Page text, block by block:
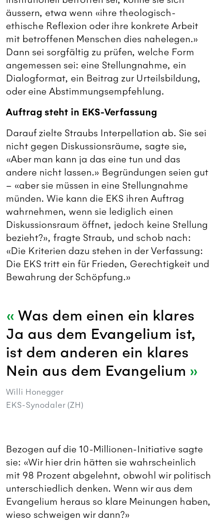
äussern, etwa wenn «ihre theologisch-
ethische Reflexion oder ihre konkrete Arbeit
mit betroffenen Menschen dies nahelegen.»
Dann sei sorgfältig zu prüfen, welche Form
angemessen sei: eine Stellungnahme, ein
Dialogformat, ein Beitrag zur Urteilsbildung,
oder eine Abstimmungsempfehlung.
Auftrag steht in EKS-Verfassung
Darauf zielte Straubs Interpellation ab. Sie sei
nicht gegen Diskussionsräume, sagte sie,
«Aber man kann ja das eine tun und das
andere nicht lassen.» Begründungen seien gut
– «aber sie müssen in eine Stellungnahme
münden. Wie kann die EKS ihren Auftrag
wahrnehmen, wenn sie lediglich einen
Diskussionsraum öffnet, jedoch keine Stellung
bezieht?», fragte Straub, und schob nach:
«Die Kriterien dazu stehen in der Verfassung:
Die EKS tritt ein für Frieden, Gerechtigkeit und
Bewahrung der Schöpfung.»
Was dem einen ein klares
Ja aus dem Evangelium ist,
ist dem anderen ein klares
Nein aus dem Evangelium
Willi Honegger
EKS-Synodaler (ZH)
Bezogen auf die 10-Millionen-Initiative sagte
sie: «Wir hier drin hätten sie wahrscheinlich
mit 98 Prozent abgelehnt, obwohl wir politisch
unterschiedlich denken. Wenn wir aus dem
Evangelium heraus so klare Meinungen haben,
wieso schweigen wir dann?»